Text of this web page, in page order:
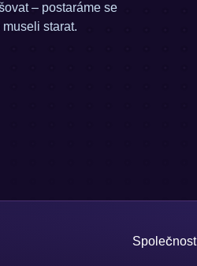
– postaráme se
starat.
Společnost